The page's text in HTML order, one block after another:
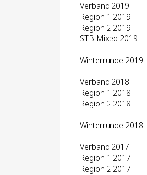
Verband 2019
Region 1 2019
Region 2 2019
STB Mixed 2019
Winterrunde 2019
Verband 2018
Region 1 2018
Region 2 2018
Winterrunde 2018
Verband 2017
Region 1 2017
Region 2 2017